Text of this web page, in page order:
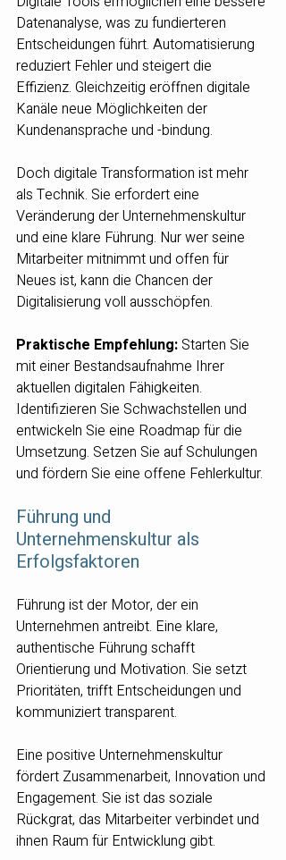
Datenanalyse, was zu fundierteren
Entscheidungen führt. Automatisierung
reduziert Fehler und steigert die
Effizienz. Gleichzeitig eröffnen digitale
Kanäle neue Möglichkeiten der
Kundenansprache und -bindung.
Doch digitale Transformation ist mehr
als Technik. Sie erfordert eine
Veränderung der Unternehmenskultur
und eine klare Führung. Nur wer seine
Mitarbeiter mitnimmt und offen für
Neues ist, kann die Chancen der
Digitalisierung voll ausschöpfen.
Praktische Empfehlung: Starten Sie
mit einer Bestandsaufnahme Ihrer
aktuellen digitalen Fähigkeiten.
Identifizieren Sie Schwachstellen und
entwickeln Sie eine Roadmap für die
Umsetzung. Setzen Sie auf Schulungen
und fördern Sie eine offene Fehlerkultur.
Führung und
Unternehmenskultur als
Erfolgsfaktoren
Führung ist der Motor, der ein
Unternehmen antreibt. Eine klare,
authentische Führung schafft
Orientierung und Motivation. Sie setzt
Prioritäten, trifft Entscheidungen und
kommuniziert transparent.
Eine positive Unternehmenskultur
fördert Zusammenarbeit, Innovation und
Engagement. Sie ist das soziale
Rückgrat, das Mitarbeiter verbindet und
ihnen Raum für Entwicklung gibt.